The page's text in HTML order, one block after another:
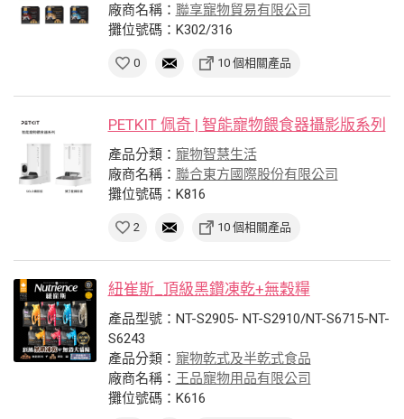
廠商名稱： 聯享寵物貿易有限公司
攤位號碼：K302/316
0 10 個相關產品
PETKIT 佩奇 | 智能寵物餵食器攝影版系列
產品分類： 寵物智慧生活
廠商名稱： 聯合東方國際股份有限公司
攤位號碼：K816
2 10 個相關產品
紐崔斯_頂級黑鑽凍乾+無穀糧
產品型號：NT-S2905- NT-S2910/NT-S6715-NT-
S6243
產品分類： 寵物乾式及半乾式食品
廠商名稱： 王品寵物用品有限公司
攤位號碼：K616